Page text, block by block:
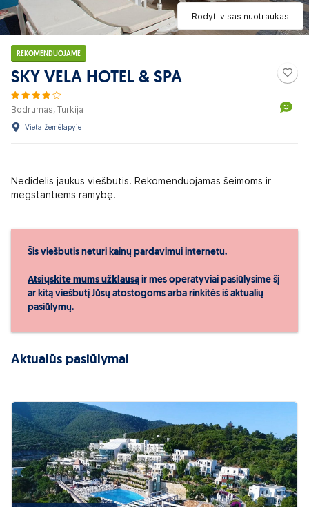
Rodyti visas nuotraukas
REKOMENDUOJAME
SKY VELA HOTEL & SPA
Bodrumas, Turkija
Vieta žemėlapyje
Nedidelis jaukus viešbutis. Rekomenduojamas šeimoms ir
mėgstantiems ramybę.
Šis viešbutis neturi kainų pardavimui internetu.
Atsiųskite mums užklausą ir mes operatyviai pasiūlysime šį
ar kitą viešbutį Jūsų atostogoms arba rinkitės iš aktualių
pasiūlymų.
Aktualūs pasiūlymai